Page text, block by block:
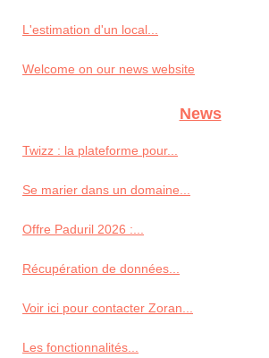
L'estimation d'un local...
Welcome on our news website
News
Twizz : la plateforme pour...
Se marier dans un domaine...
Offre Paduril 2026 :...
Récupération de données...
Voir ici pour contacter Zoran...
Les fonctionnalités...